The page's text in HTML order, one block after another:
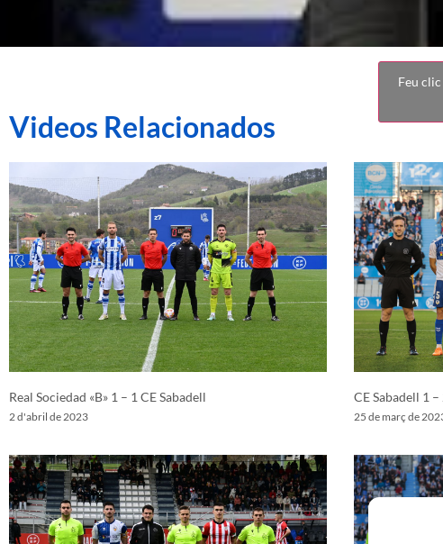
Feu
Videos Relacionados
Real Sociedad «B» 1 – 1 CE Sabadell
2 d'abril de 2023
CE Sabadell 1
25 de març de